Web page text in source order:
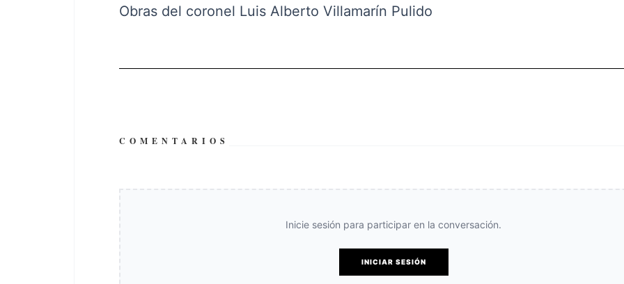
Obras del coronel Luis Alberto Villamarín Pulido
COMENTARIOS
Inicie sesión para participar en la conversación.
INICIAR SESIÓN